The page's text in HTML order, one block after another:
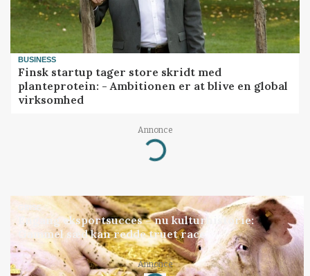
BUSINESS
Finsk startup tager store skridt med
planteprotein: - Ambitionen er at blive en global
virksomhed
Annonce
Loading...
GRISE
Engang eksportsucces – nu kulturhistorie:
Gammel sæd kan redde truet race
Annonce